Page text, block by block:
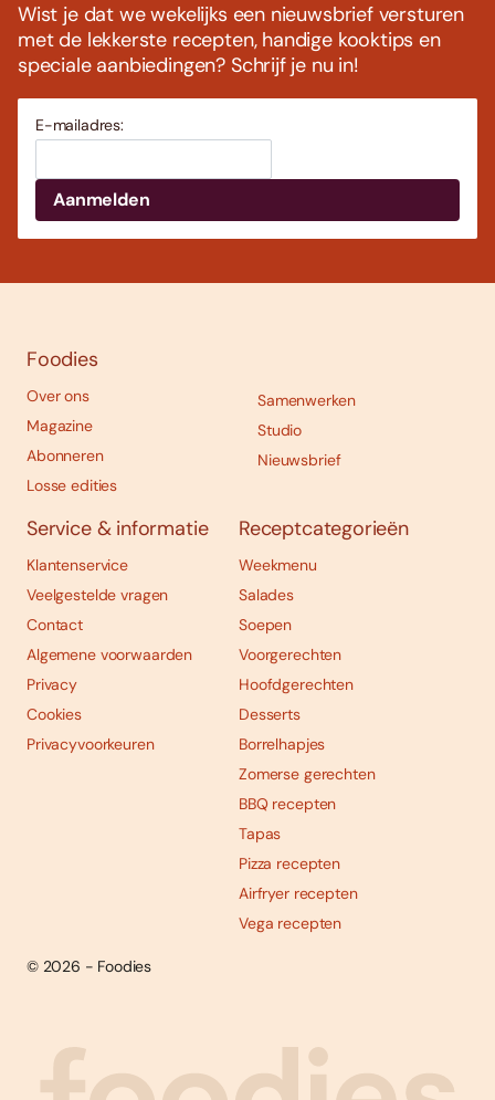
Abonneren
Wist je dat we wekelijks een nieuwsbrief versturen
met de lekkerste recepten, handige kooktips en
speciale aanbiedingen? Schrijf je nu in!
E-mailadres:
Foodies
Over ons
Magazine
Abonneren
Losse edities
Samenwerken
Studio
Nieuwsbrief
Service & informatie
Klantenservice
Veelgestelde vragen
Contact
Algemene voorwaarden
Privacy
Cookies
Privacyvoorkeuren
Receptcategorieën
Weekmenu
Salades
Soepen
Voorgerechten
Hoofdgerechten
Desserts
Borrelhapjes
Zomerse gerechten
BBQ recepten
Tapas
Pizza recepten
Airfryer recepten
Vega recepten
© 2026 - Foodies